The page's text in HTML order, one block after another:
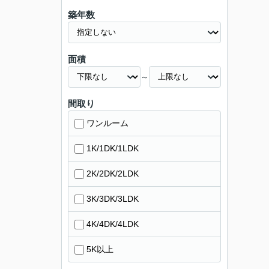
築年数
面積
～
間取り
ワンルーム
1K/1DK/1LDK
2K/2DK/2LDK
3K/3DK/3LDK
4K/4DK/4LDK
5K以上